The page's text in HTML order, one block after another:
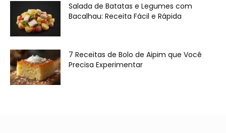
Salada de Batatas e Legumes com
Bacalhau: Receita Fácil e Rápida
7 Receitas de Bolo de Aipim que Você
Precisa Experimentar